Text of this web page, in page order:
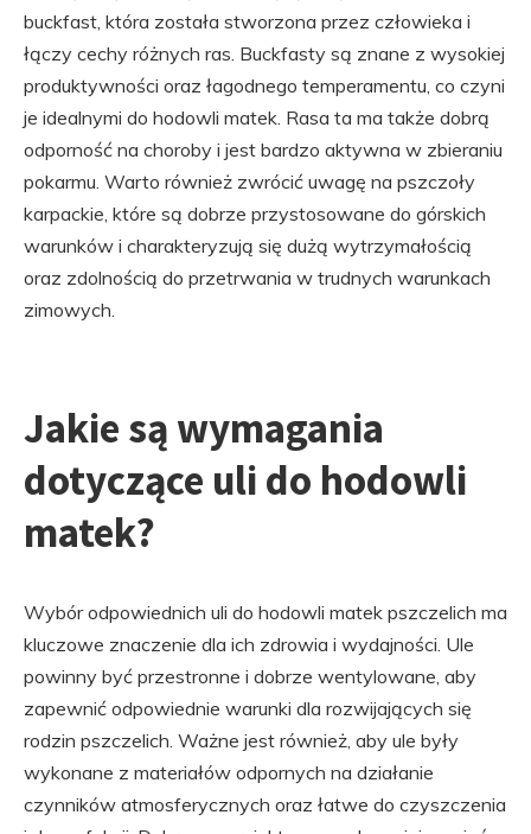
buckfast, która została stworzona przez człowieka i
łączy cechy różnych ras. Buckfasty są znane z wysokiej
produktywności oraz łagodnego temperamentu, co czyni
je idealnymi do hodowli matek. Rasa ta ma także dobrą
odporność na choroby i jest bardzo aktywna w zbieraniu
pokarmu. Warto również zwrócić uwagę na pszczoły
karpackie, które są dobrze przystosowane do górskich
warunków i charakteryzują się dużą wytrzymałością
oraz zdolnością do przetrwania w trudnych warunkach
zimowych.
Jakie są wymagania
dotyczące uli do hodowli
matek?
Wybór odpowiednich uli do hodowli matek pszczelich ma
kluczowe znaczenie dla ich zdrowia i wydajności. Ule
powinny być przestronne i dobrze wentylowane, aby
zapewnić odpowiednie warunki dla rozwijających się
rodzin pszczelich. Ważne jest również, aby ule były
wykonane z materiałów odpornych na działanie
czynników atmosferycznych oraz łatwe do czyszczenia